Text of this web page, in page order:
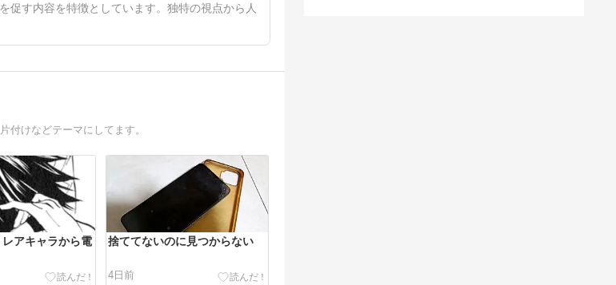
促す内容を特徴としています。独特の視点から人
付けなどテーマにしてます。
アキャラから電
捨ててないのに見つからない
4日前